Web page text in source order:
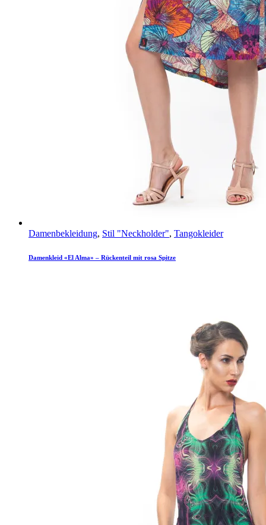
Damenbekleidung, Stil "Neckholder", Tangokleider
Damenkleid «El Alma» – Rückenteil mit rosa Spitze